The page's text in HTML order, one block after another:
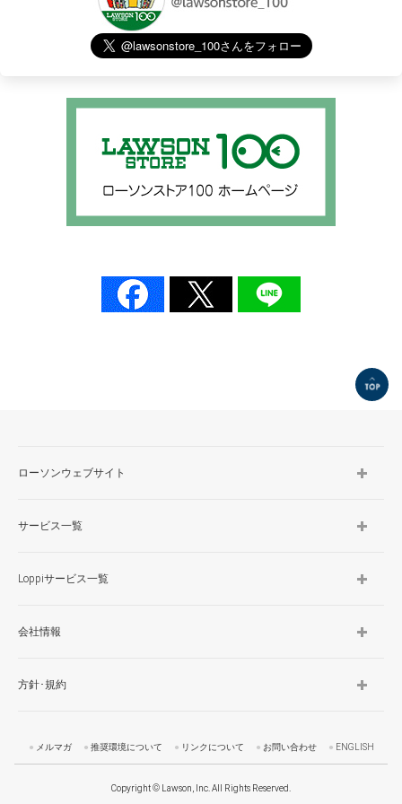
ローソンウェブサイト
サービス一覧
Loppiサービス一覧
会社情報
方針･規約
メルマガ 推奨環境について リンクについて お問い合わせ ENGLISH
Copyright © Lawson, Inc. All Rights Reserved.